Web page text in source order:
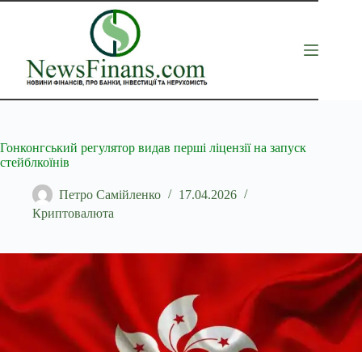
Перейти
Гонконгський регулятор видав перші ліцензії на запуск
стейблкоїнів
Петро Самійленко
17.04.2026
Криптовалюта